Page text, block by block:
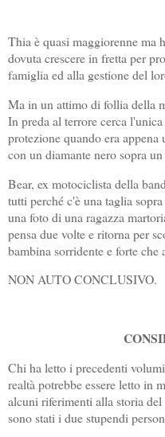
Thia è quasi maggiorenne ma
dovuta crescere in fretta per
famiglia ed alla gestione del
Ma in un attimo di follia della
In preda al terrore cerca
protezione quando era
con un diamante nero sopra
Bear, ex motociclista della
tutti perché c'è una taglia
una foto di una ragazza
pensa due volte e ritorna per
bambina sorridente e forte che
NON AUTO CONCLUSIVO.
Chi ha letto i precedenti
realtà potrebbe essere letto in
alcuni riferimenti alla storia
sono stati i due stupendi